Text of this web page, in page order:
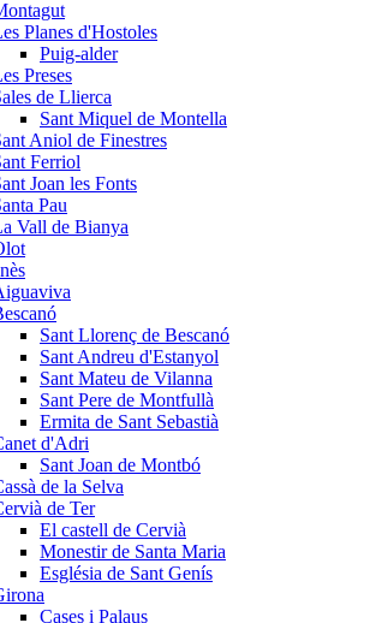
Planes d'Hostoles
Puig-alder
Preses
de Llierca
Sant Miquel de Montella
Aniol de Finestres
Ferriol
Joan les Fonts
Pau
Vall de Bianya
Sant Llorenç de Bescanó
Sant Andreu d'Estanyol
Sant Mateu de Vilanna
Sant Pere de Montfullà
Ermita de Sant Sebastià
d'Adri
Sant Joan de Montbó
de la Selva
de Ter
El castell de Cervià
Monestir de Santa Maria
Església de Sant Genís
Cases i Palaus